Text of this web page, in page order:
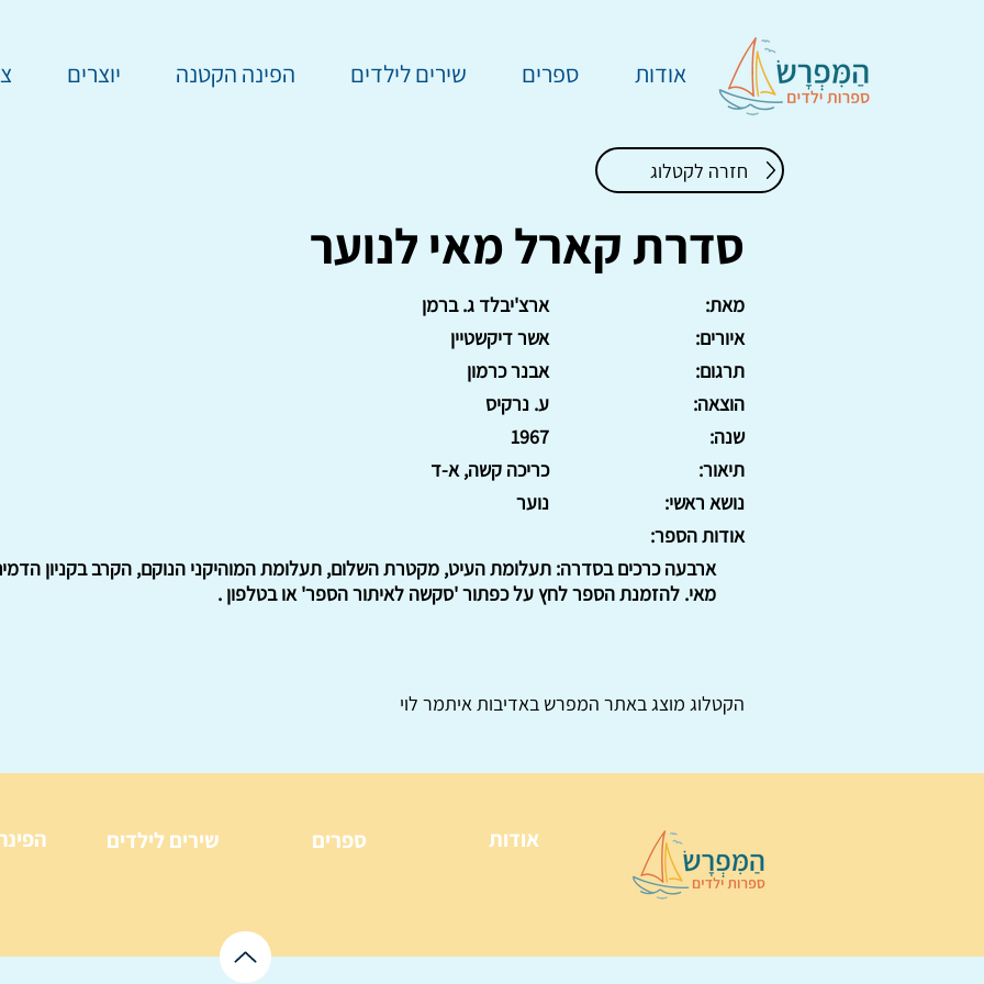
אודות ספרים שירים לילדים הפינה הקטנה יוצרים
חזרה לקטלוג
סדרת קארל מאי לנוער
ארצ'יבלד ג. ברמן
מאת:
אשר דיקשטיין
איורים:
אבנר כרמון
תרגום:
ע. נרקיס
הוצאה:
1967
שנה:
כריכה קשה, א-ד
תיאור:
נוער
נושא ראשי:
אודות הספר:
ארבעה כרכים בסדרה: תעלומת העיט, מקטרת השלום, תעלומת המוהיקני הנוקם, הקרב בקניון
מאי. להזמנת הספר לחץ על כפתור 'סקשה לאיתור הספר' או בטלפון .
הקטלוג מוצג באתר המפרש באדיבות איתמר לוי
שירים לילדים ספרים אודות